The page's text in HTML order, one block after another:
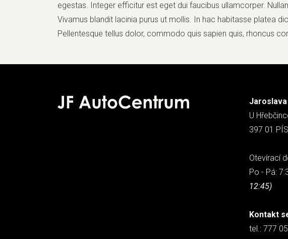
egestas. Integer efficitur est eget dui faucibus ullamcorper.
Vivamus blandit lacinia purus ut mollis. In hac habitasse platea
Pellentesque tellus dolor, commodo quis sapien quis, rhoncus
Jaroslava
U
397 01
Otevírací
Po - Pá:
12:45)
Kontakt
tel.: 777